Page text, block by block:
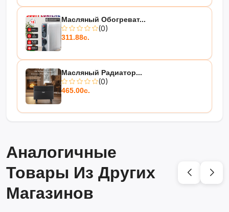
Масляный Обогреват...
(0)
311.88с.
Масляный Радиатор...
(0)
465.00с.
Аналогичные
Товары Из Других
Магазинов